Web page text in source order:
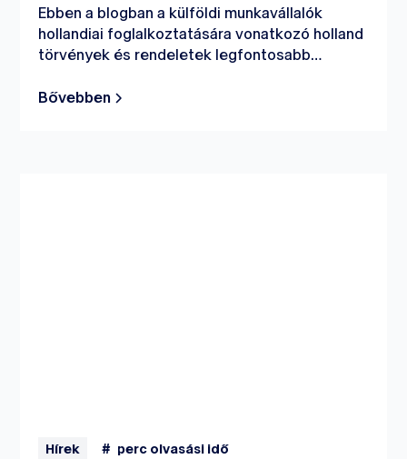
Ebben a blogban a külföldi munkavállalók
hollandiai foglalkoztatására vonatkozó holland
törvények és rendeletek legfontosabb
Bővebben
Hírek # perc olvasási idő